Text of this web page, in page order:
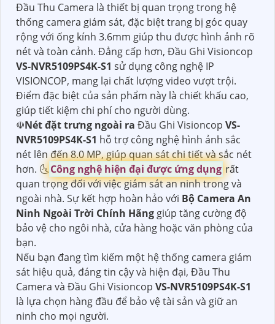
Đầu Thu Camera là thiết bị quan trọng trong hệ
thống camera giám sát, đặc biệt trang bị góc quay
rộng với ống kính 3.6mm giúp thu được hình ảnh rõ
nét và toàn cảnh. Đẳng cấp hơn, Đầu Ghi Visioncop
VS-NVR5109PS4K-S1 sử dụng công nghệ IP
VISIONCOP, mang lại chất lượng video vượt trội.
Điểm đặc biệt của sản phẩm này là chiết khấu cao,
giúp tiết kiệm chi phí cho người dùng.
☫Nét đặt trưng ngoài ra Đầu Ghi Visioncop VS-
NVR5109PS4K-S1 hỗ trợ công nghệ hình ảnh sắc
nét lên đến 8.0 MP, giúp quan sát chi tiết và sắc nét
hơn. 🌜Công nghệ hiện đại được ứng dụng rất
quan trọng đối với việc giám sát an ninh trong và
ngoài nhà. Sự kết hợp hoàn hảo với Bộ Camera An
Ninh Ngoài Trời Chính Hãnggiúp tăng cường độ
bảo vệ cho ngôi nhà, cửa hàng hoặc văn phòng của
bạn.
Nếu bạn đang tìm kiếm một hệ thống camera giám
sát hiệu quả, đáng tin cậy và hiện đại, Đầu Thu
Camera và Đầu Ghi Visioncop VS-NVR5109PS4K-S1
là lựa chọn hàng đầu để bảo vệ tài sản và giữ an
ninh cho mọi người.